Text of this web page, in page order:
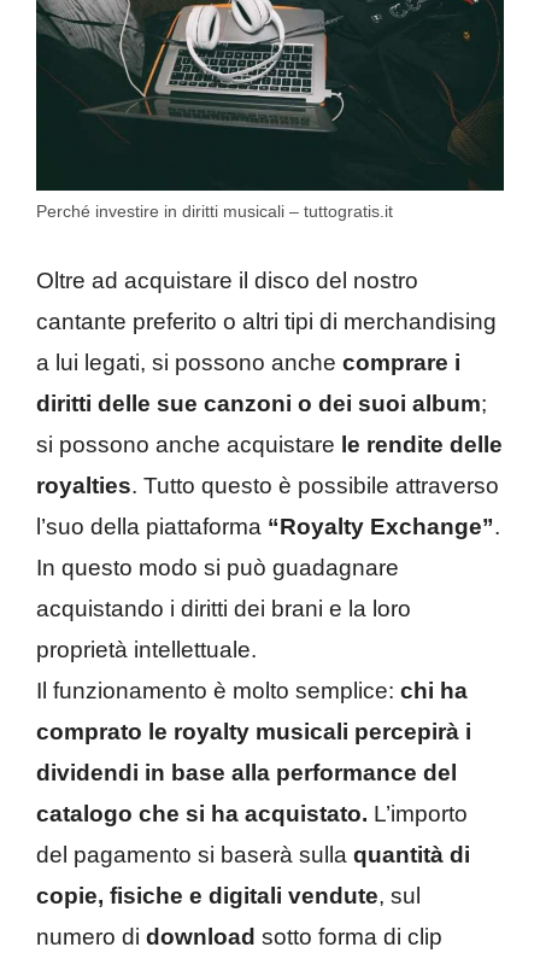
Perché investire in diritti musicali – tuttogratis.it
Oltre ad acquistare il disco del nostro
cantante preferito o altri tipi di merchandising
a lui legati, si possono anche comprare i
diritti delle sue canzoni o dei suoi album;
si possono anche acquistare le rendite delle
royalties. Tutto questo è possibile attraverso
l’suo della piattaforma “Royalty Exchange”.
In questo modo si può guadagnare
acquistando i diritti dei brani e la loro
proprietà intellettuale.
Il funzionamento è molto semplice: chi ha
comprato le royalty musicali percepirà i
dividendi in base alla performance del
catalogo che si ha acquistato. L’importo
del pagamento si baserà sulla quantità di
copie, fisiche e digitali vendute, sul
numero di download sotto forma di clip